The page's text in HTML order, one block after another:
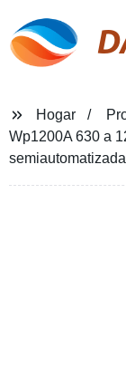
Hogar
Wp1200A 630 a
semiautomatizada